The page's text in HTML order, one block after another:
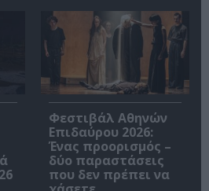
Φεστιβάλ Αθηνών
Επιδαύρου 2026:
Ένας προορισμός –
δύο παραστάσεις
που δεν πρέπει να